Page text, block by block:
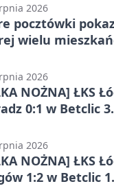
2026
pocztówki
wielu
2026
NOŻNA] ŁKS
0:1 w Betclic
2026
NOŻNA] ŁKS
1:2 w Betclic